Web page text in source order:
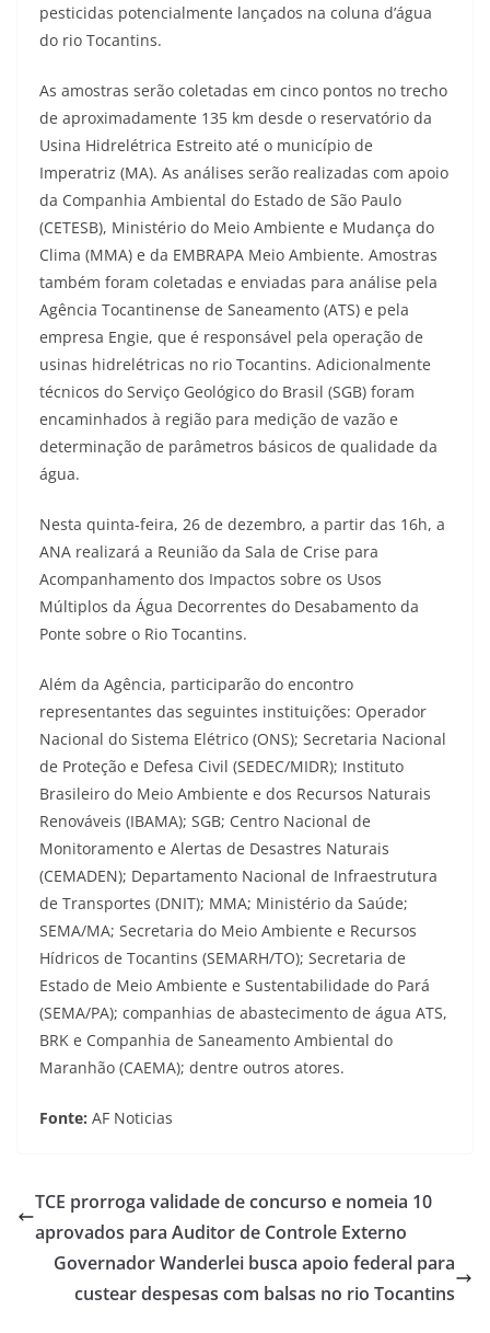
pesticidas potencialmente lançados na coluna d’água
do rio Tocantins.
As amostras serão coletadas em cinco pontos no trecho
de aproximadamente 135 km desde o reservatório da
Usina Hidrelétrica Estreito até o município de
Imperatriz (MA). As análises serão realizadas com apoio
da Companhia Ambiental do Estado de São Paulo
(CETESB), Ministério do Meio Ambiente e Mudança do
Clima (MMA) e da EMBRAPA Meio Ambiente. Amostras
também foram coletadas e enviadas para análise pela
Agência Tocantinense de Saneamento (ATS) e pela
empresa Engie, que é responsável pela operação de
usinas hidrelétricas no rio Tocantins. Adicionalmente
técnicos do Serviço Geológico do Brasil (SGB) foram
encaminhados à região para medição de vazão e
determinação de parâmetros básicos de qualidade da
água.
Nesta quinta-feira, 26 de dezembro, a partir das 16h, a
ANA realizará a Reunião da Sala de Crise para
Acompanhamento dos Impactos sobre os Usos
Múltiplos da Água Decorrentes do Desabamento da
Ponte sobre o Rio Tocantins.
Além da Agência, participarão do encontro
representantes das seguintes instituições: Operador
Nacional do Sistema Elétrico (ONS); Secretaria Nacional
de Proteção e Defesa Civil (SEDEC/MIDR); Instituto
Brasileiro do Meio Ambiente e dos Recursos Naturais
Renováveis (IBAMA); SGB; Centro Nacional de
Monitoramento e Alertas de Desastres Naturais
(CEMADEN); Departamento Nacional de Infraestrutura
de Transportes (DNIT); MMA; Ministério da Saúde;
SEMA/MA; Secretaria do Meio Ambiente e Recursos
Hídricos de Tocantins (SEMARH/TO); Secretaria de
Estado de Meio Ambiente e Sustentabilidade do Pará
(SEMA/PA); companhias de abastecimento de água ATS,
BRK e Companhia de Saneamento Ambiental do
Maranhão (CAEMA); dentre outros atores.
Fonte: AF Noticias
TCE prorroga validade de concurso e nomeia 10
aprovados para Auditor de Controle Externo
Governador Wanderlei busca apoio federal para
custear despesas com balsas no rio Tocantins